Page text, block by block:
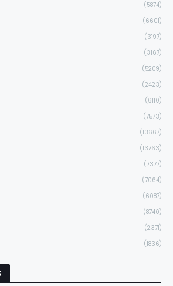
(5874)
(6601)
(3197)
(3167)
(5209)
(2423)
(6110)
(7573)
(13667)
(13763)
(7377)
(7064)
(6087)
(8740)
(2371)
(1836)